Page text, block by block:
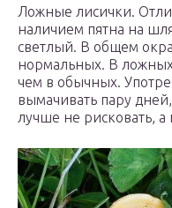
Ложные лисички.
наличием пятна на
светлый. В общем
нормальных. В
чем в обычных.
вымачивать пару
лучше не рисковать,